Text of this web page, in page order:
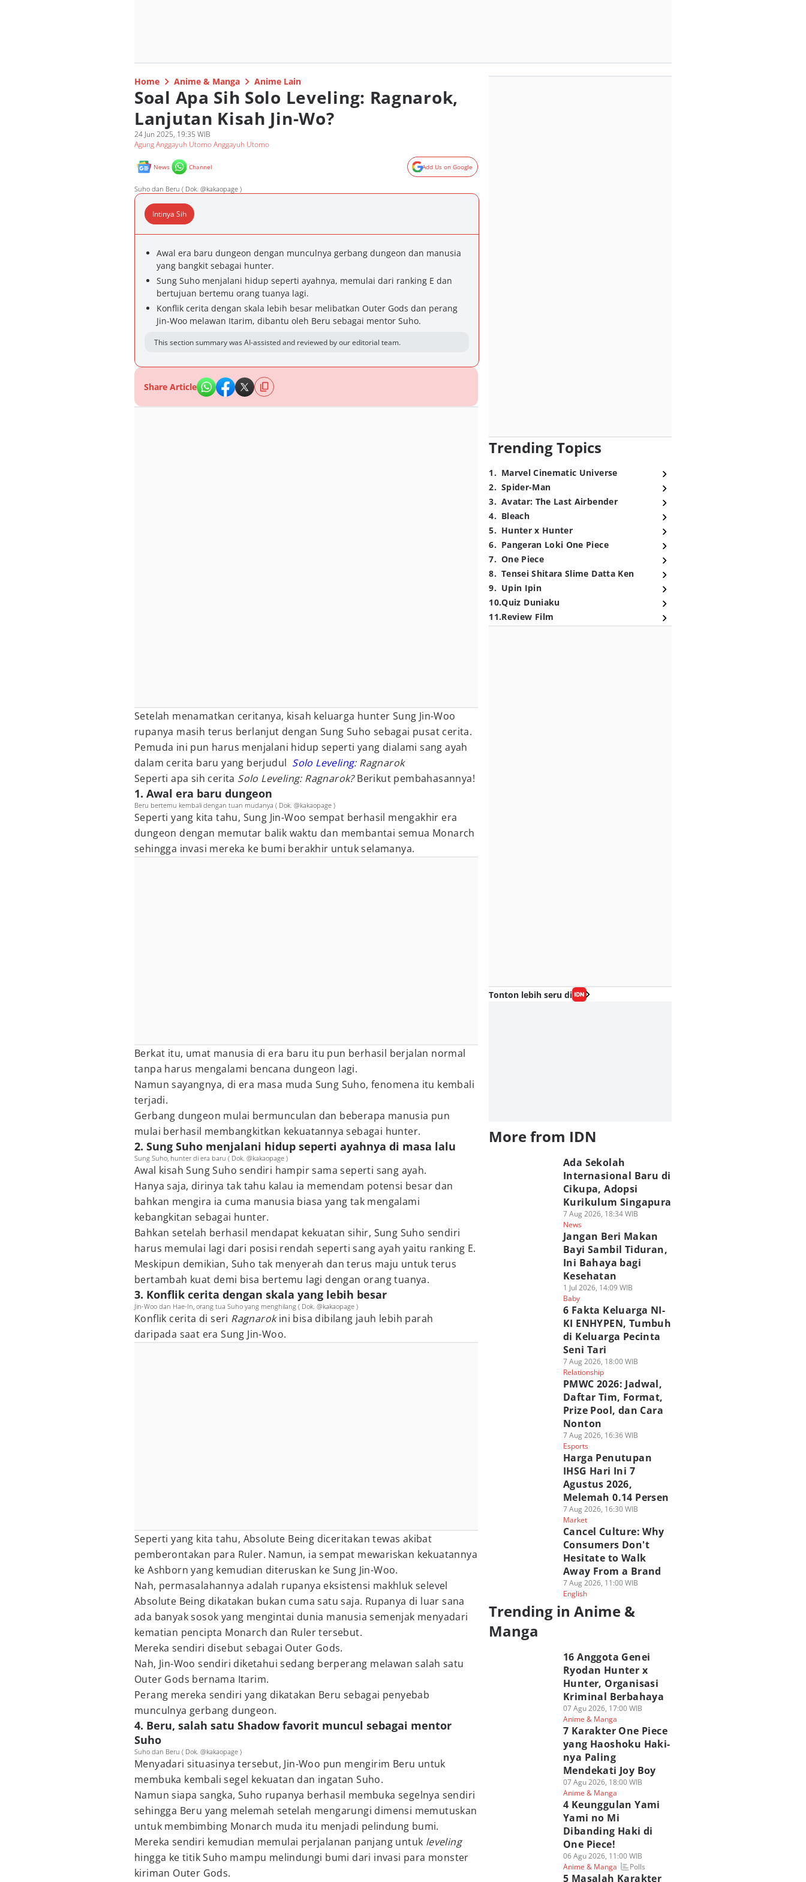
Home Anime & Manga Anime Lain
Soal Apa Sih Solo Leveling: Ragnarok,
Lanjutan Kisah Jin-Wo?
24 Jun 2025, 19:35 WIB
Agung Anggayuh Utomo Anggayuh Utomo
News Channel Add Us on Google
Suho dan Beru ( Dok. @kakaopage )
Intinya Sih
Awal era baru dungeon dengan munculnya gerbang dungeon dan manusia
yang bangkit sebagai hunter.
Sung Suho menjalani hidup seperti ayahnya, memulai dari ranking E dan
bertujuan bertemu orang tuanya lagi.
Konflik cerita dengan skala lebih besar melibatkan Outer Gods dan perang
Jin-Woo melawan Itarim, dibantu oleh Beru sebagai mentor Suho.
This section summary was AI-assisted and reviewed by our editorial team.
Share Article
Setelah menamatkan ceritanya, kisah keluarga hunter Sung Jin-Woo
rupanya masih terus berlanjut dengan Sung Suho sebagai pusat cerita.
Pemuda ini pun harus menjalani hidup seperti yang dialami sang ayah
dalam cerita baru yang berjudul Solo Leveling: Ragnarok
Seperti apa sih cerita Solo Leveling: Ragnarok?Berikut pembahasannya!
1. Awal era baru dungeon
Beru bertemu kembali dengan tuan mudanya ( Dok. @kakaopage )
Seperti yang kita tahu, Sung Jin-Woo sempat berhasil mengakhir era
dungeon dengan memutar balik waktu dan membantai semua Monarch
sehingga invasi mereka ke bumi berakhir untuk selamanya.
Berkat itu, umat manusia di era baru itu pun berhasil berjalan normal
tanpa harus mengalami bencana dungeon lagi.
Namun sayangnya, di era masa muda Sung Suho, fenomena itu kembali
terjadi.
Gerbang dungeon mulai bermunculan dan beberapa manusia pun
mulai berhasil membangkitkan kekuatannya sebagai hunter.
2. Sung Suho menjalani hidup seperti ayahnya di masa lalu
Sung Suho, hunter di era baru ( Dok. @kakaopage )
Awal kisah Sung Suho sendiri hampir sama seperti sang ayah.
Hanya saja, dirinya tak tahu kalau ia memendam potensi besar dan
bahkan mengira ia cuma manusia biasa yang tak mengalami
kebangkitan sebagai hunter.
Bahkan setelah berhasil mendapat kekuatan sihir, Sung Suho sendiri
harus memulai lagi dari posisi rendah seperti sang ayah yaitu ranking E.
Meskipun demikian, Suho tak menyerah dan terus maju untuk terus
bertambah kuat demi bisa bertemu lagi dengan orang tuanya.
3. Konflik cerita dengan skala yang lebih besar
Jin-Woo dan Hae-In, orang tua Suho yang menghilang ( Dok. @kakaopage )
Konflik cerita di seri Ragnarokini bisa dibilang jauh lebih parah
daripada saat era Sung Jin-Woo.
Seperti yang kita tahu, Absolute Being diceritakan tewas akibat
pemberontakan para Ruler. Namun, ia sempat mewariskan kekuatannya
ke Ashborn yang kemudian diteruskan ke Sung Jin-Woo.
Nah, permasalahannya adalah rupanya eksistensi makhluk selevel
Absolute Being dikatakan bukan cuma satu saja. Rupanya di luar sana
ada banyak sosok yang mengintai dunia manusia semenjak menyadari
kematian pencipta Monarch dan Ruler tersebut.
Mereka sendiri disebut sebagai Outer Gods.
Nah, Jin-Woo sendiri diketahui sedang berperang melawan salah satu
Outer Gods bernama Itarim.
Perang mereka sendiri yang dikatakan Beru sebagai penyebab
munculnya gerbang dungeon.
4. Beru, salah satu Shadow favorit muncul sebagai mentor
Suho
Suho dan Beru ( Dok. @kakaopage )
Menyadari situasinya tersebut, Jin-Woo pun mengirim Beru untuk
membuka kembali segel kekuatan dan ingatan Suho.
Namun siapa sangka, Suho rupanya berhasil membuka segelnya sendiri
sehingga Beru yang melemah setelah mengarungi dimensi memutuskan
untuk membimbing Monarch muda itu menjadi pelindung bumi.
Mereka sendiri kemudian memulai perjalanan panjang untuk leveling
hingga ke titik Suho mampu melindungi bumi dari invasi para monster
kiriman Outer Gods.
Trending Topics
1. Marvel Cinematic Universe
2. Spider-Man
3. Avatar: The Last Airbender
4. Bleach
5. Hunter x Hunter
6. Pangeran Loki One Piece
7. One Piece
8. Tensei Shitara Slime Datta Ken
9. Upin Ipin
10.Quiz Duniaku
11.Review Film
Tonton lebih seru di
More from IDN
Ada Sekolah
Internasional Baru di
Cikupa, Adopsi
Kurikulum Singapura
7 Aug 2026, 18:34 WIB
News
Jangan Beri Makan
Bayi Sambil Tiduran,
Ini Bahaya bagi
Kesehatan
1 Jul 2026, 14:09 WIB
Baby
6 Fakta Keluarga NI-
KI ENHYPEN, Tumbuh
di Keluarga Pecinta
Seni Tari
7 Aug 2026, 18:00 WIB
Relationship
PMWC 2026: Jadwal,
Daftar Tim, Format,
Prize Pool, dan Cara
Nonton
7 Aug 2026, 16:36 WIB
Esports
Harga Penutupan
IHSG Hari Ini 7
Agustus 2026,
Melemah 0.14 Persen
7 Aug 2026, 16:30 WIB
Market
Cancel Culture: Why
Consumers Don't
Hesitate to Walk
Away From a Brand
7 Aug 2026, 11:00 WIB
English
Trending in Anime &
Manga
16 Anggota Genei
Ryodan Hunter x
Hunter, Organisasi
Kriminal Berbahaya
07 Agu 2026, 17:00 WIB
Anime & Manga
7 Karakter One Piece
yang Haoshoku Haki-
nya Paling
Mendekati Joy Boy
07 Agu 2026, 18:00 WIB
Anime & Manga
4 Keunggulan Yami
Yami no Mi
Dibanding Haki di
One Piece!
06 Agu 2026, 11:00 WIB
Anime & Manga
Polls
5 Masalah Karakter